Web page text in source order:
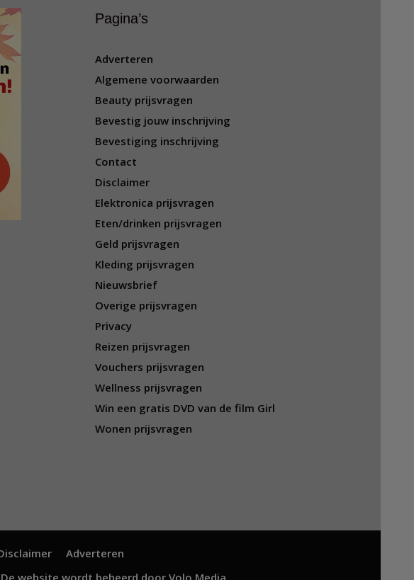
Pagina’s
Adverteren
Algemene voorwaarden
Beauty prijsvragen
Bevestig jouw inschrijving
Bevestiging inschrijving
Contact
Disclaimer
Elektronica prijsvragen
Eten/drinken prijsvragen
Geld prijsvragen
Kleding prijsvragen
Nieuwsbrief
Overige prijsvragen
Privacy
Reizen prijsvragen
Vouchers prijsvragen
Wellness prijsvragen
Win een gratis DVD van de film Girl
Wonen prijsvragen
Adverteren